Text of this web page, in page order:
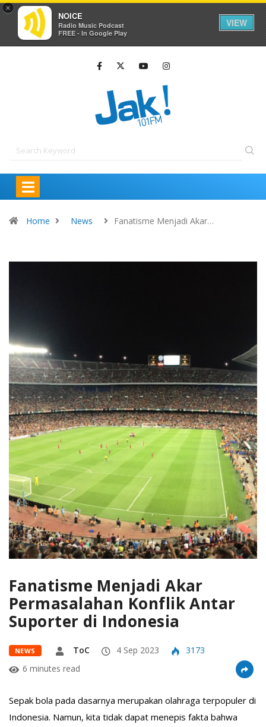
×
NOICE
Radio Music Podcast
FREE - In Google Play
VIEW
Home News Fanatisme Menjadi Akar…
Fanatisme Menjadi Akar
Permasalahan Konflik Antar
Suporter di Indonesia
NEWS ToC 4 Sep 2023
3173
6 minutes read
Sepak bola pada dasarnya merupakan olahraga terpopuler di
Indonesia. Namun, kita tidak dapat menepis fakta bahwa